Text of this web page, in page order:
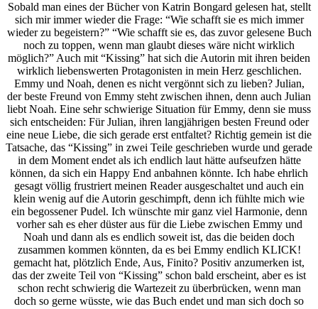
Sobald man eines der Bücher von Katrin Bongard gelesen hat, stellt
sich mir immer wieder die Frage: “Wie schafft sie es mich immer
wieder zu begeistern?” “Wie schafft sie es, das zuvor gelesene Buch
noch zu toppen, wenn man glaubt dieses wäre nicht wirklich
möglich?” Auch mit “Kissing” hat sich die Autorin mit ihren beiden
wirklich liebenswerten Protagonisten in mein Herz geschlichen.
Emmy und Noah, denen es nicht vergönnt sich zu lieben? Julian,
der beste Freund von Emmy steht zwischen ihnen, denn auch Julian
liebt Noah. Eine sehr schwierige Situation für Emmy, denn sie muss
sich entscheiden: Für Julian, ihren langjährigen besten Freund oder
eine neue Liebe, die sich gerade erst entfaltet? Richtig gemein ist die
Tatsache, das “Kissing” in zwei Teile geschrieben wurde und gerade
in dem Moment endet als ich endlich laut hätte aufseufzen hätte
können, da sich ein Happy End anbahnen könnte. Ich habe ehrlich
gesagt völlig frustriert meinen Reader ausgeschaltet und auch ein
klein wenig auf die Autorin geschimpft, denn ich fühlte mich wie
ein begossener Pudel. Ich wünschte mir ganz viel Harmonie, denn
vorher sah es eher düster aus für die Liebe zwischen Emmy und
Noah und dann als es endlich soweit ist, das die beiden doch
zusammen kommen könnten, da es bei Emmy endlich KLICK!
gemacht hat, plötzlich Ende, Aus, Finito? Positiv anzumerken ist,
das der zweite Teil von “Kissing” schon bald erscheint, aber es ist
schon recht schwierig die Wartezeit zu überbrücken, wenn man
doch so gerne wüsste, wie das Buch endet und man sich doch so